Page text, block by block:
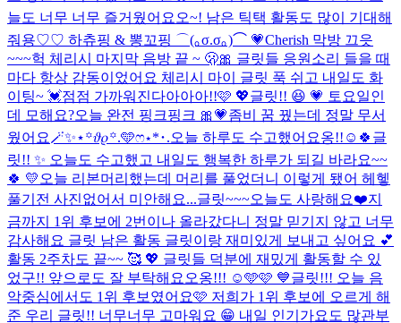
늘도 너무 너무 즐거웠어요오~! 남은 틱택 활동도 많이 기대해
줘용♡♡ 하츄핑 & 뽕꼬핑 ⌒(｡σ.σ｡)⌒ 💗Cherish 막방 끄읏
~~~헉 체리시 마지막 음방 끝 ~ 🫢🎀 글릿들 응원소리 들을 때
마다 항상 감동이었어요 체리시 마이 글릿 푹 쉬고 내일도 화
이팅~ 💓점점 가까워진다아아아!!🩷 💖글릿!! 😆 💗 토요일인
데 모해요?오늘 완전 핑크핑크 🎀💗좀비 꿈 꿨는데 정말 무서
웠어요 🪄︎︎✨⋆꙳𝜗𝜚꙳.‬️🩵ෆ‪⋆*･.오늘 하루도 수고했어요옹!!☺️🍀 글
릿!! ✨ 오늘도 수고했고 내일도 행복한 하루가 되길 바라요~~
🍀 💛 오늘 리본머리했는데 머리를 풀었더니 이렇게 됐어 헤헿
풀기전 사진없어서 미안해요...글릿~~~오늘도 사랑해요❤️지
금까지 1위 후보에 2번이나 올라갔다니 정말 믿기지 않고 너무
감사해요 글릿 남은 활동 글릿이랑 재미있게 보내고 싶어요 💕
활동 2주차도 끝~~ 🥰 💖 글릿들 덕분에 재밌게 활동할 수 있
었구!! 앞으로도 잘 부탁해요오옹!!! ☺️🩵🩷 💙글릿!!! 오늘 음
악중심에서도 1위 후보였어요🩷 저희가 1위 후보에 오르게 해
준 우리 글릿!! 너무너무 고마워요 😁 내일 인기가요도 많관부